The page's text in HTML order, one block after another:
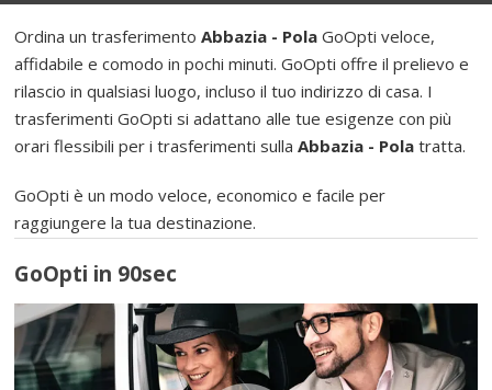
Ordina un trasferimentoAbbazia - Pola GoOpti veloce,
affidabile e comodo in pochi minuti. GoOpti offre il prelievo e
rilascio in qualsiasi luogo, incluso il tuo indirizzo di casa. I
trasferimenti GoOpti si adattano alle tue esigenze con più
orari flessibili per i trasferimenti sullaAbbazia - Pola tratta.
GoOpti è un modo veloce, economico e facile per
raggiungere la tua destinazione.
GoOpti in 90sec